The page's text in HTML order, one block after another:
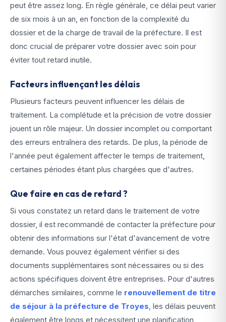
peut être assez long. En règle générale, ce délai peut varier
de six mois à un an, en fonction de la complexité du
dossier et de la charge de travail de la préfecture. Il est
donc crucial de préparer votre dossier avec soin pour
éviter tout retard inutile.
Facteurs influençant les délais
Plusieurs facteurs peuvent influencer les délais de
traitement. La complétude et la précision de votre dossier
jouent un rôle majeur. Un dossier incomplet ou comportant
des erreurs entraînera des retards. De plus, la période de
l'année peut également affecter le temps de traitement,
certaines périodes étant plus chargées que d'autres.
Que faire en cas de retard ?
Si vous constatez un retard dans le traitement de votre
dossier, il est recommandé de contacter la préfecture pour
obtenir des informations sur l'état d'avancement de votre
demande. Vous pouvez également vérifier si des
documents supplémentaires sont nécessaires ou si des
actions spécifiques doivent être entreprises. Pour d'autres
démarches similaires, comme le renouvellement de titre
de séjour à la préfecture de Troyes, les délais peuvent
également être longs et nécessitent une planification